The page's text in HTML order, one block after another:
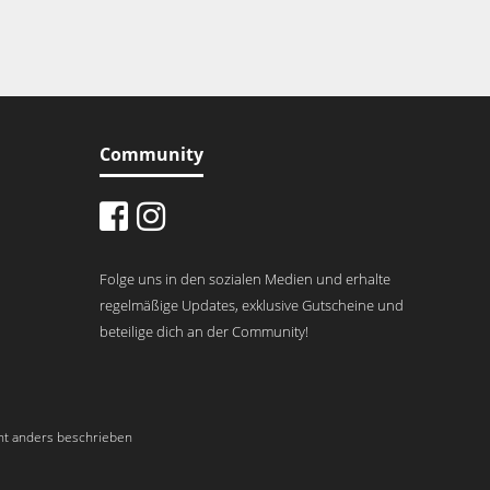
Community
Folge uns in den sozialen Medien und erhalte
regelmäßige Updates, exklusive Gutscheine und
beteilige dich an der Community!
anders beschrieben